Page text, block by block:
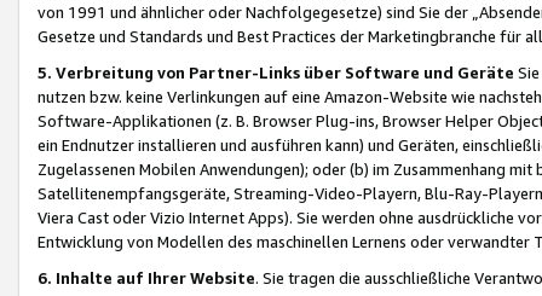
von 1991 und ähnlicher oder Nachfolgegesetze) sind Sie der
Gesetze und Standards und Best Practices der Marketingbranche für
5. Verbreitung von Partner-Links über Software und Geräte
nutzen bzw. keine Verlinkungen auf eine Amazon-Website wie
Software-Applikationen (z. B. Browser Plug-ins, Browser Helper
ein Endnutzer installieren und ausführen kann) und Geräten,
Zugelassenen Mobilen Anwendungen); oder (b) im Zusammenhang
Satellitenempfangsgeräte, Streaming-Video-Playern, Blu-Ray-
Viera Cast oder Vizio Internet Apps). Sie werden ohne ausdrückliche
Entwicklung von Modellen des maschinellen Lernens oder
6. Inhalte auf Ihrer Website. Sie tragen die ausschließliche